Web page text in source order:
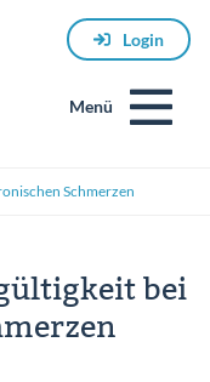
Login
Menü
Schmerzen
bei